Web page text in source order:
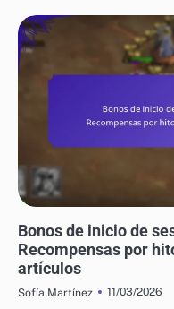
Bonos de inicio de
Recompensas por
artículos
Sofía Martínez
11/03/2026